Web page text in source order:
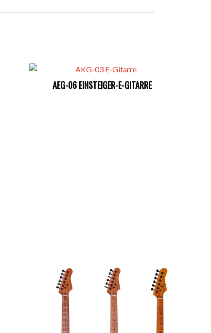
AEG-06 EINSTEIGER-E-GITARRE